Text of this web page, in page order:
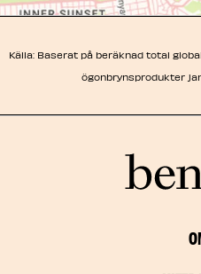
Källa: Baserat på beräknad total
ögonbrynsprodukter